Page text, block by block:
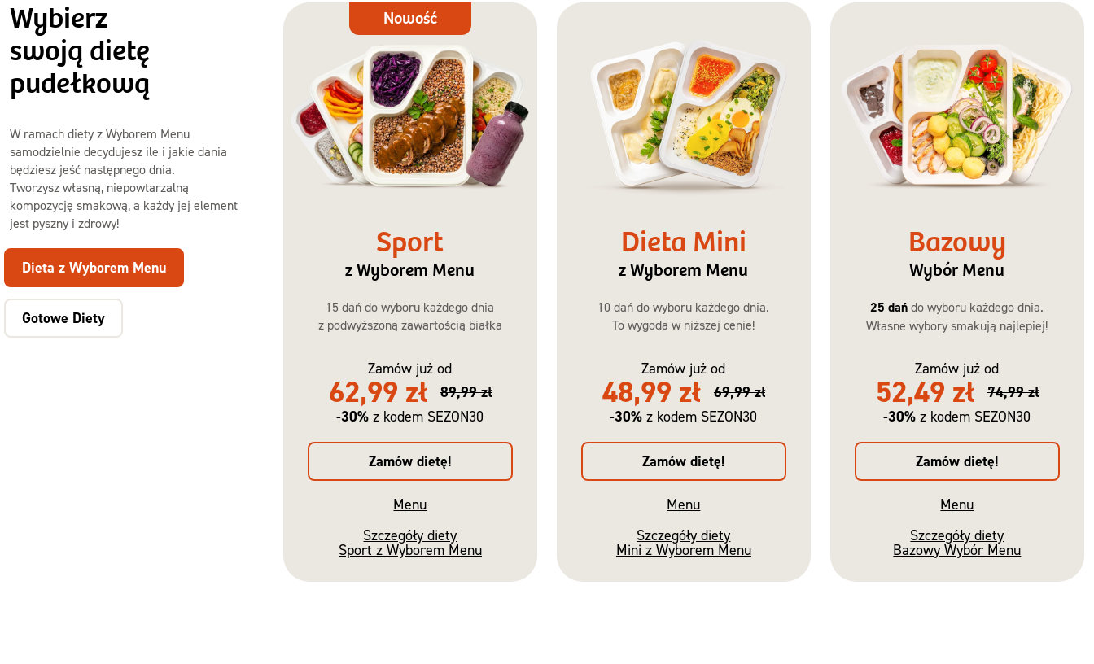
Wybierz
swoją dietę
pudełkową
W ramach diety z Wyborem Menu
samodzielnie decydujesz ile i jakie dania
będziesz jeść następnego dnia.
Tworzysz własną, niepowtarzalną
kompozycję smakową, a każdy jej element
jest pyszny i zdrowy!
Dieta z Wyborem Menu
Gotowe Diety
Dieta
Nowość
Sport
z Wyborem Menu
15 dań do wyboru każdego dnia
z podwyższoną zawartością białka
Zamów już od
62,99 zł
89,99 zł
-30% z kodem SEZON30
Zamów dietę!
Menu
Szczegóły diety
Sport z Wyborem Menu
Dieta Mini
z Wyborem Menu
10 dań do wyboru każdego dnia.
To wygoda w niższej cenie!
Zamów już od
48,99 zł
69,99 zł
-30% z kodem SEZON30
Zamów dietę!
Menu
Szczegóły diety
Mini z Wyborem Menu
Bazowy
Wybór Menu
25 dań do wyboru każdego dnia.
Własne wybory smakują najlepiej!
Zamów już od
52,49 zł
74,99 zł
-30% z kodem SEZON30
Zamów dietę!
Menu
Szczegóły diety
Bazowy Wybór Menu